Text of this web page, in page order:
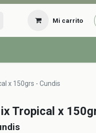
Mi carrito
x 150grs - Cundis
Tropical x